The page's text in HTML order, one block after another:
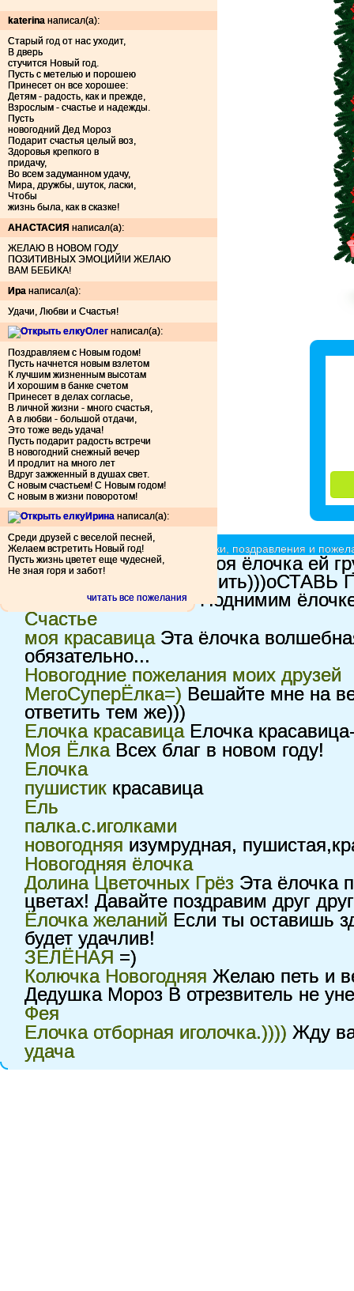
katerina написал(а):
Старый год от нас уходит,
В дверь
стучится Новый год.
Пусть с метелью и порошею
Принесет он все хорошее:
Детям - радость, как и прежде,
Взрослым - счастье и надежды.
Пусть
новогодний Дед Мороз
Подарит счастья целый воз,
Здоровья крепкого в
придачу,
Во всем задуманном удачу,
Мира, дружбы, шуток, ласки,
Чтобы
жизнь была, как в сказке!
АНАСТАСИЯ написал(а):
ЖЕЛАЮ В НОВОМ ГОДУ
ПОЗИТИВНЫХ ЭМОЦИЙ!И ЖЕЛАЮ
ВАМ БЕБИКА!
Ира написал(а):
Удачи, Любви и Счастья!
Олег написал(а):
Поздравляем с Новым годом!
Пусть начнется новым взлетом
К лучшим жизненным высотам
И хорошим в банке счетом
Принесет в делах согласье,
В личной жизни - много счастья,
А в любви - большой отдачи,
Это тоже ведь удача!
Пусть подарит радость встречи
В новогодний снежный вечер
И продлит на много лет
Вдруг зажженный в душах свет.
С новым счастьем! С Новым годом!
С новым в жизни поворотом!
Ирина написал(а):
Среди друзей с веселой песней,
Желаем встретить Новый год!
Пусть жизнь цветет еще чудесней,
Не зная горя и забот!
читать все пожелания
Ёлочки красавицы - принимают подарки, поздравления и
XxX|P.I.L.A|XxXЭто моя ёлочка ей
ты можешь всё
радоваться на 1%!! Поднимим
Счастье
моя красавицаЭта ёлочка
обязательно...
Новогодние пожелания моих друзей
МегоСуперЁлка=) Вешайте мне на
ответить тем же)))
Елочка красавицаЕлочка
Моя ЁлкаВсех благ в новом году!
Елочка
пушистик красавица
Ель
палка.с.иголками
новогодняя изумрудная,
Новогодняя ёлочка
Долина Цветочных Грёз Эта ёлочка
цветах! Давайте поздравим друг
Ёлочка желаний Если ты оставишь
будет удачлив!
ЗЕЛЁНАЯ =)
Колючка Новогодняя Желаю петь и
Дедушка Мороз В отрезвитель не
Фея
Елочка отборная иголочка.)))) Жду
удача